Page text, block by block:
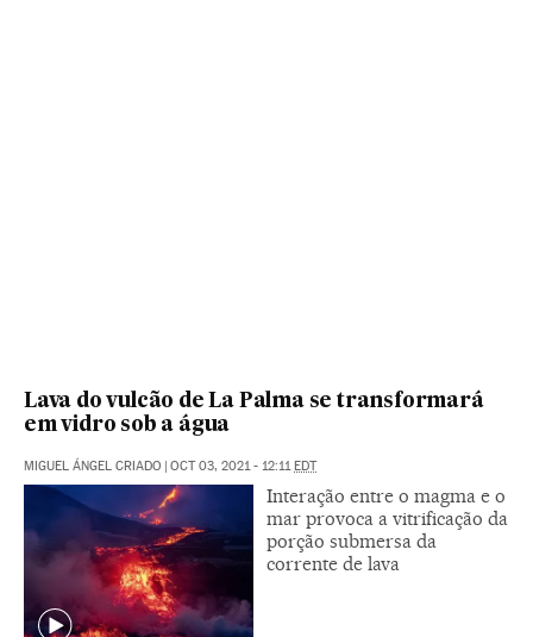
Lava do vulcão de La Palma se transformará
em vidro sob a água
MIGUEL ÁNGEL CRIADO OCT 03, 2021 - 12:11 EDT
Interação entre o magma e o
mar provoca a vitrificação da
porção submersa da
corrente de lava